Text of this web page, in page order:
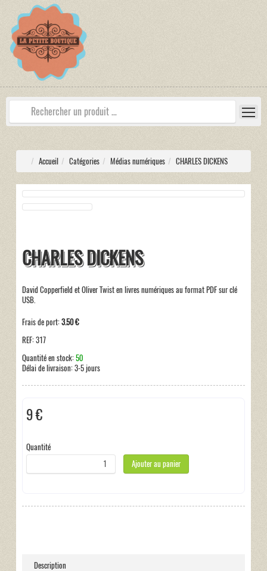
Accueil Catégories Médias numériques CHARLES DICKENS
CHARLES DICKENS
David Copperfield et Oliver Twist en livres numériques au format PDF sur clé
USB.
Frais de port:3.50 €
REF:317
Quantité en stock:50
Délai de livraison:3-5 jours
9 €
Quantité
Ajouter au panier
Description